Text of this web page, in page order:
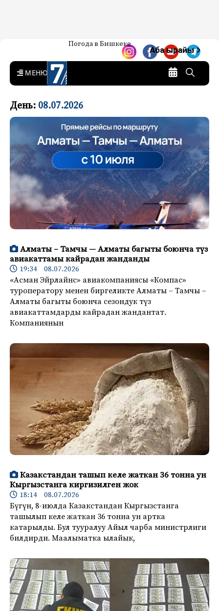
7-канал. Жаңылыктар —
Кыргызстан
Жаңылыктар — Кыргызстан
Погода в Бишкеке
Аба ырайы
MENU
День: 08.07.2026
Алматы – Тамчы — Алматы багыты боюнча түз
авиакаттамы кайрадан жанданды
19:34 08.07.2026
«Асман Эйрлайнс» авиакомпаниясы «Компас»
туроператору менен биргеликте Алматы – Тамчы –
Алматы багыты боюнча сезондук түз
авиакаттамдарды кайрадан жандантат.
Компаниянын
Казакстандан ташып келе жаткан 36 тонна ун
Кыргызстанга киргизилген жок
18:14 08.07.2026
Бүгүн, 8-июлда Казакстандан Кыргызстанга
ташылып келе жаткан 36 тонна ун артка
катарылды. Бул тууралуу Айыл чарба министрлиги
билдирди. Маалыматка ылайык,